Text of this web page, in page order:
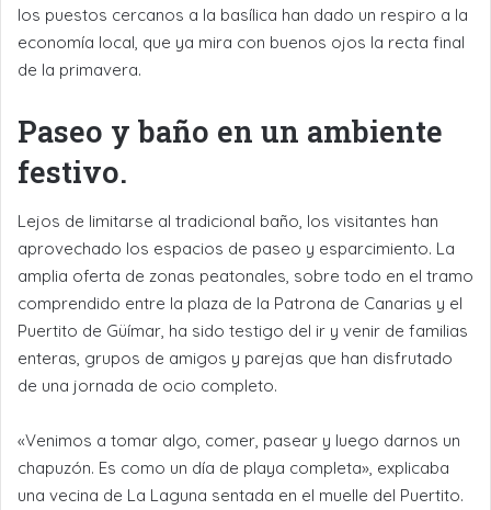
los puestos cercanos a la basílica han dado un respiro a la
economía local, que ya mira con buenos ojos la recta final
de la primavera.
Paseo y baño en un ambiente
festivo.
Lejos de limitarse al tradicional baño, los visitantes han
aprovechado los espacios de paseo y esparcimiento. La
amplia oferta de zonas peatonales, sobre todo en el tramo
comprendido entre la plaza de la Patrona de Canarias y el
Puertito de Güímar, ha sido testigo del ir y venir de familias
enteras, grupos de amigos y parejas que han disfrutado
de una jornada de ocio completo.
«Venimos a tomar algo, comer, pasear y luego darnos un
chapuzón. Es como un día de playa completa», explicaba
una vecina de La Laguna sentada en el muelle del Puertito.